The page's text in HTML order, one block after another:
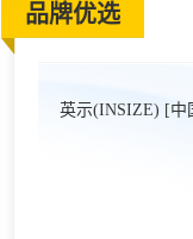
品牌优选
英示(INSIZE) [中国］